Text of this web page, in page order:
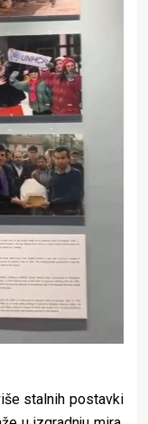
stalnih postavki